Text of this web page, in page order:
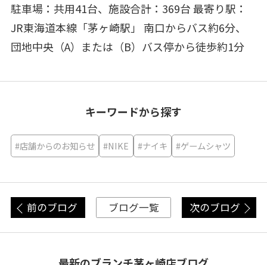
駐車場：共用41台、施設合計：369台 最寄り駅：
JR東海道本線「茅ヶ崎駅」 南口からバス約6分、
団地中央（A）または（B）バス停から徒歩約1分
キーワードから探す
#店舗からのお知らせ #NIKE #ナイキ #ゲームシャツ
前のブログ ブログ一覧 次のブログ